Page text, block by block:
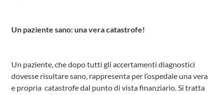
Un paziente sano: una vera catastrofe!
Un paziente, che dopo tutti gli accertamenti diagnostici
dovesse risultare sano, rappresenta per l’ospedale una vera
e propria catastrofe dal punto di vista finanziario. Si tratta